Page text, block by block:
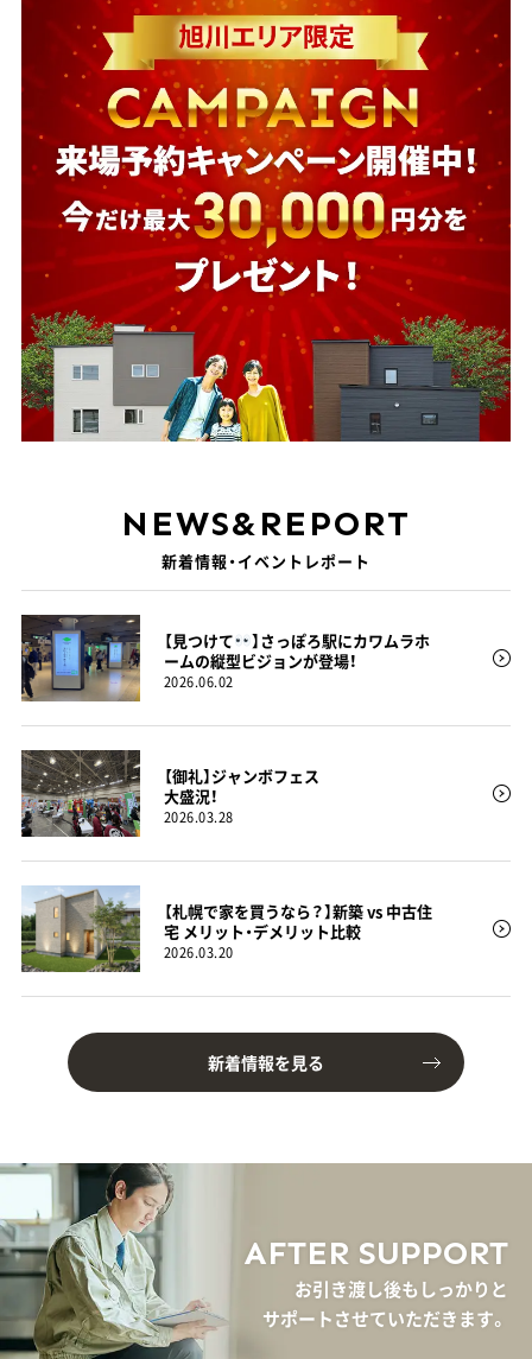
NEWS&REPORT
新着情報・イベントレポート
【見つけて
】さっぽろ駅にカワムラホ
ームの縦型ビジョンが登場！
2026.06.02
【御礼】ジャンボフェス
大盛況！
2026.03.28
【札幌で家を買うなら？】新築 vs 中古住
宅 メリット・デメリット比較
2026.03.20
新着情報を見る
AFTER SUPPORT
お引き渡し後もしっかりと
サポートさせていただきます。